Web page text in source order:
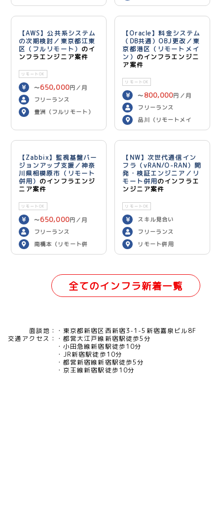
【AWS】公共系システム
の次期検討／東京都江東
区（フルリモート） のイ
ンフラエンジニア案件
リモートOK
〜650,000円／月
フリーランス
豊洲（フルリモート）
【Oracle】料金システム
（DB共通）OBJ更改／東
京都港区（リモートメイ
ン） のインフラエンジニ
ア案件
リモートOK
〜 800,000円／月
フリーランス
品川（リモートメイ
ン）
【Zabbix】監視基盤バー
ジョンアップ支援／神奈
川県相模原市（リモート
併用） のインフラエンジ
ニア案件
リモートOK
〜650,000円／月
フリーランス
南橋本（リモート併
用）
【NW】次世代通信イン
フラ（vRAN/O-RAN）開
発・検証エンジニア／リ
モート併用のインフラエ
ンジニア案件
リモートOK
スキル見合い
フリーランス
リモート併用
全てのインフラ新着一覧
面談地：
東京都新宿区西新宿3-1-5新宿嘉泉ビル8F
交通アクセス：
都営大江戸線新宿駅徒歩5分
小田急線新宿駅徒歩10分
JR新宿駅徒歩10分
都営新宿線新宿駅徒歩5分
京王線新宿駅徒歩10分